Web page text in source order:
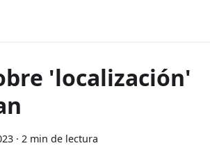
'localización'
· 2 min de lectura